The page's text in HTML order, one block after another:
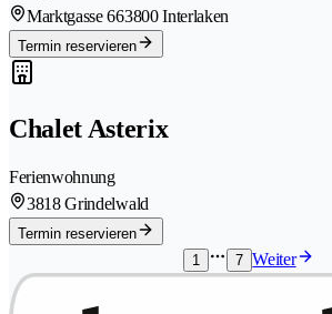
Marktgasse 663800 Interlaken
Termin reservieren
Chalet Asterix
Ferienwohnung
3818 Grindelwald
Termin reservieren
1
7 Weiter